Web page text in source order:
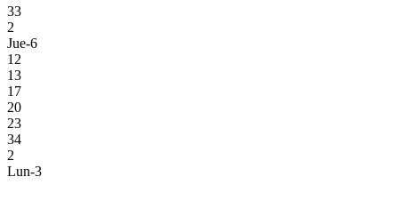
33
2
Jue-6
12
13
17
20
23
34
2
Lun-3